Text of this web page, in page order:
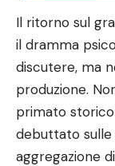
Il ritorno sul
il dramma
discutere, ma
produzione.
primato
debuttato
aggregazione